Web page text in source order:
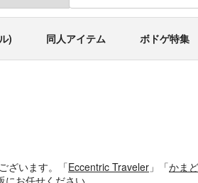
) 同人アイテム ボドゲ特集
ざいます。「Eccentric Traveler 」「かま
お任せください。